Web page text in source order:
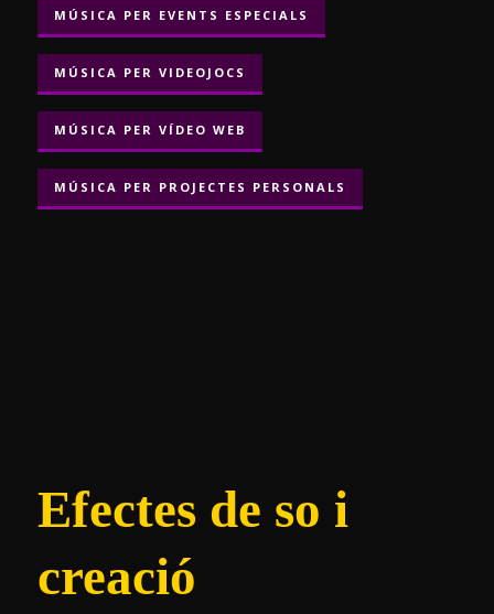
MÚSICA PER EVENTS ESPECIALS
MÚSICA PER VIDEOJOCS
MÚSICA PER VÍDEO WEB
MÚSICA PER PROJECTES PERSONALS
Efectes de so i
creació